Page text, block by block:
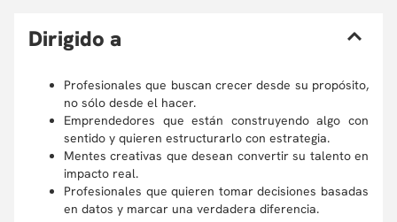
Dirigido a
Profesionales que buscan crecer desde su propósito,
no sólo desde el hacer.
Emprendedores que están construyendo algo con
sentido y quieren estructurarlo con estrategia.
Mentes creativas que desean convertir su talento en
impacto real.
Profesionales que quieren tomar decisiones basadas
en datos y marcar una verdadera diferencia.